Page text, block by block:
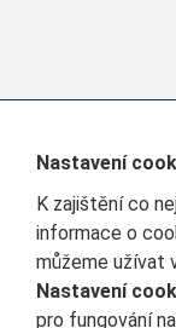
Nastavení
K zajištění co
informace o
můžeme užívat
Nastavení
pro fungování